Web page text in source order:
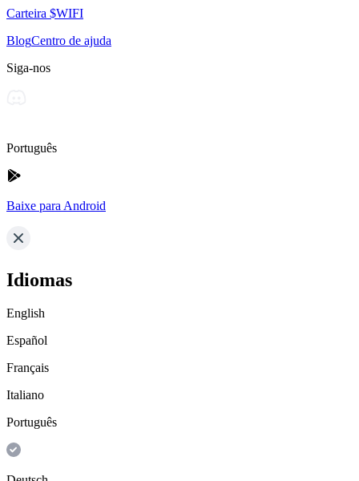
Carteira $WIFI
BlogCentro de ajuda
Siga-nos
Português
Baixe para Android
Idiomas
English
Español
Français
Italiano
Português